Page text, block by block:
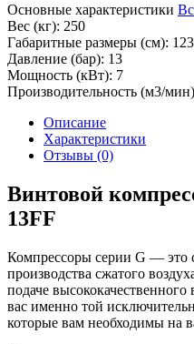
Основные характеристики
Вес (кг): 250
Габаритные размеры (см):
Давление (бар): 13
Мощность (кВт): 7
Производительность (м3/
Описание
Характеристики
Отзывы (0)
Винтовой
13FF
Компрессоры серии G — это
производства сжатого
подаче высококачественного
вас именно той
которые вам необходимы на